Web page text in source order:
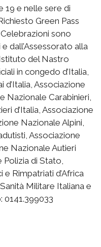
19 e nelle sere di
Green Pass
sono
dall’Assessorato alla
del Nastro
in congedo d’Italia,
Associazione
Nazionale Carabinieri,
d’Italia, Associazione
Nazionale Alpini,
Associazione
Nazionale Autieri
Polizia di Stato,
Rimpatriati d’Africa
Militare Italiana e
0141.399033